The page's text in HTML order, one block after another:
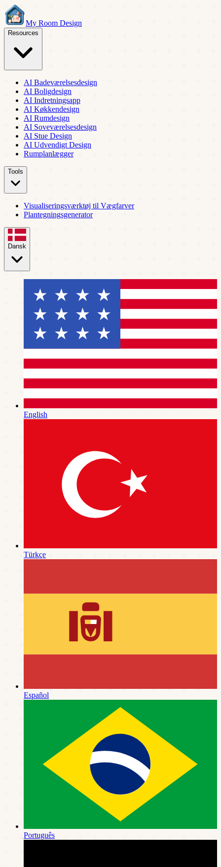
My Room Design
Resources
AI Badeværelsesdesign
AI Boligdesign
AI Indretningsapp
AI Køkkendesign
AI Rumdesign
AI Soveværelsesdesign
AI Stue Design
AI Udvendigt Design
Rumplanlægger
Tools
Visualiseringsværktøj til Vægfarver
Plantegningsgenerator
Dansk
English
Türkçe
Español
Português